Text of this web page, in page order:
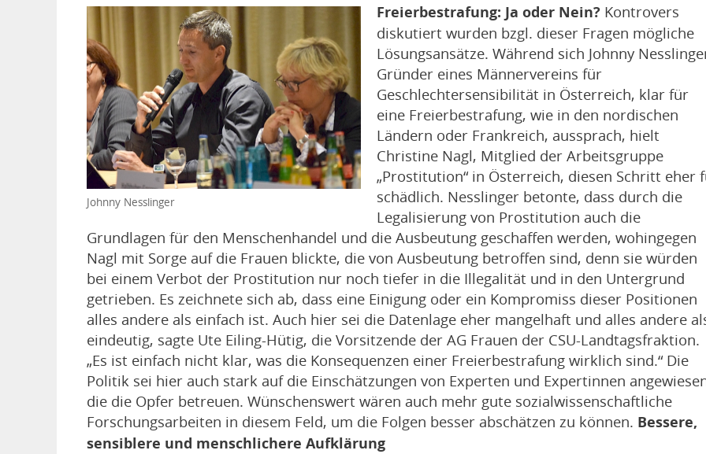
Johnny Nesslinger
Freierbestrafung: Ja oder Nein?Kontrovers
diskutiert wurden bzgl. dieser Fragen mögliche
Lösungsansätze. Während sich Johnny
Gründer eines Männervereins für
Geschlechtersensibilität in Österreich, klar für
eine Freierbestrafung, wie in den nordischen
Ländern oder Frankreich, aussprach, hielt
Christine Nagl, Mitglied der Arbeitsgruppe
„Prostitution“ in Österreich, diesen Schritt eher
schädlich. Nesslinger betonte, dass durch die
Legalisierung von Prostitution auch die
Grundlagen für den Menschenhandel und die Ausbeutung geschaffen werden, wohingegen
Nagl mit Sorge auf die Frauen blickte, die von Ausbeutung betroffen sind, denn sie würden
bei einem Verbot der Prostitution nur noch tiefer in die Illegalität und in den Untergrund
getrieben. Es zeichnete sich ab, dass eine Einigung oder ein Kompromiss dieser Positionen
alles andere als einfach ist. Auch hier sei die Datenlage eher mangelhaft und alles andere
eindeutig, sagte Ute Eiling-Hütig, die Vorsitzende der AG Frauen der CSU-Landtagsfraktion.
„Es ist einfach nicht klar, was die Konsequenzen einer Freierbestrafung wirklich sind.“ Die
Politik sei hier auch stark auf die Einschätzungen von Experten und Expertinnen
die die Opfer betreuen. Wünschenswert wären auch mehr gute sozialwissenschaftliche
Forschungsarbeiten in diesem Feld, um die Folgen besser abschätzen zu können. Bessere,
sensiblere und menschlichere Aufklärung